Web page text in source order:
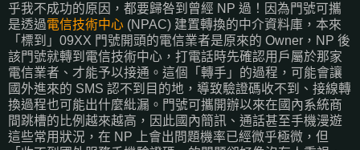
乎我不成功的原因，都要歸咎到曾經 NP 過！因為門號可攜
是透過電信技術中心 (NPAC) 建置轉換的中介資料庫，本來
「標到」09XX 門號開頭的電信業者是原來的 Owner，NP 後
該門號就轉到電信技術中心，打電話時先確認用戶屬於那家
電信業者、才能予以接通。這個「轉手」的過程，可能會讓
國外進來的 SMS 認不到目的地，導致驗證碼收不到、接線轉
換過程也可能出什麼紕漏。門號可攜開辦以來在國內系統商
間跳槽的比例越來越高，因此國內簡訊、通話甚至手機漫遊
這些常用狀況，在 NP 上會出問題機率已經微乎極微，但